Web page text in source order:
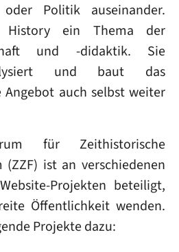
Politik auseinander.
ein Thema der
und -didaktik. Sie
und baut das
auch selbst weiter
für Zeithistorische
(ZZF) ist an verschiedenen
Projekten beteiligt,
Öffentlichkeit wenden.
Projekte dazu: